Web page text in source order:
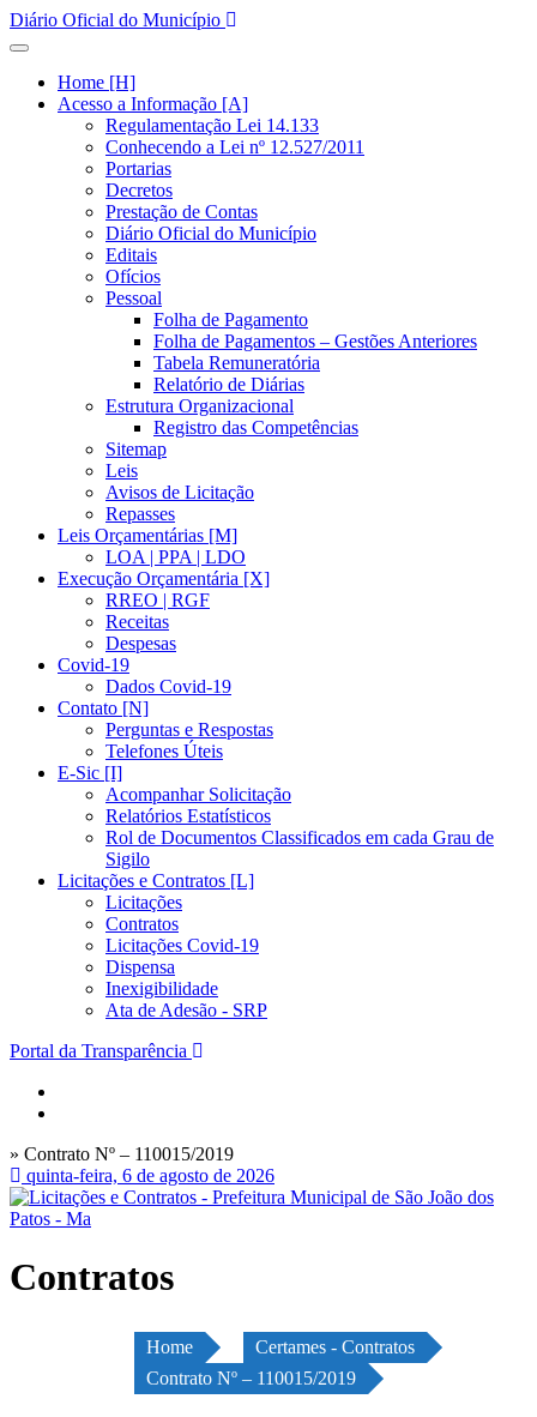
Diário Oficial do Município
Home [H]
Acesso a Informação [A]
Regulamentação Lei 14.133
Conhecendo a Lei nº 12.527/2011
Portarias
Decretos
Prestação de Contas
Diário Oficial do Município
Editais
Ofícios
Pessoal
Folha de Pagamento
Folha de Pagamentos – Gestões Anteriores
Tabela Remuneratória
Relatório de Diárias
Estrutura Organizacional
Registro das Competências
Sitemap
Leis
Avisos de Licitação
Repasses
Leis Orçamentárias [M]
LOA | PPA | LDO
Execução Orçamentária [X]
RREO | RGF
Receitas
Despesas
Covid-19
Dados Covid-19
Contato [N]
Perguntas e Respostas
Telefones Úteis
E-Sic [I]
Acompanhar Solicitação
Relatórios Estatísticos
Rol de Documentos Classificados em cada Grau de
Sigilo
Licitações e Contratos [L]
Licitações
Contratos
Licitações Covid-19
Dispensa
Inexigibilidade
Ata de Adesão - SRP
Portal da Transparência
» Contrato Nº – 110015/2019
quinta-feira, 6 de agosto de 2026
Contratos
Home
Certames - Contratos
Contrato Nº – 110015/2019